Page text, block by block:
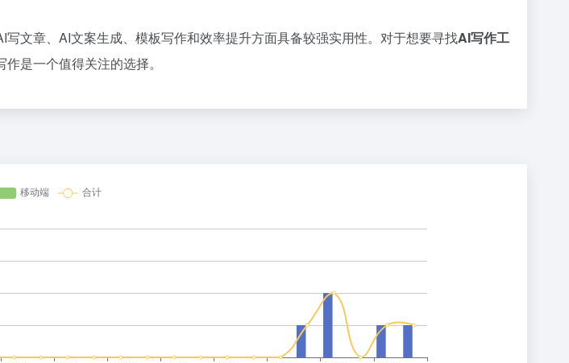
写文章、AI文案生成、模板写作和效率提升方面具备较强实用性。对于想要寻找AI写作工
是一个值得关注的选择。